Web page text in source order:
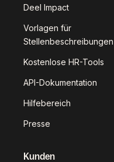
Deel Impact
Vorlagen für
Stellenbeschreibungen
Kostenlose HR-Tools
API-Dokumentation
Hilfebereich
Presse
Kunden